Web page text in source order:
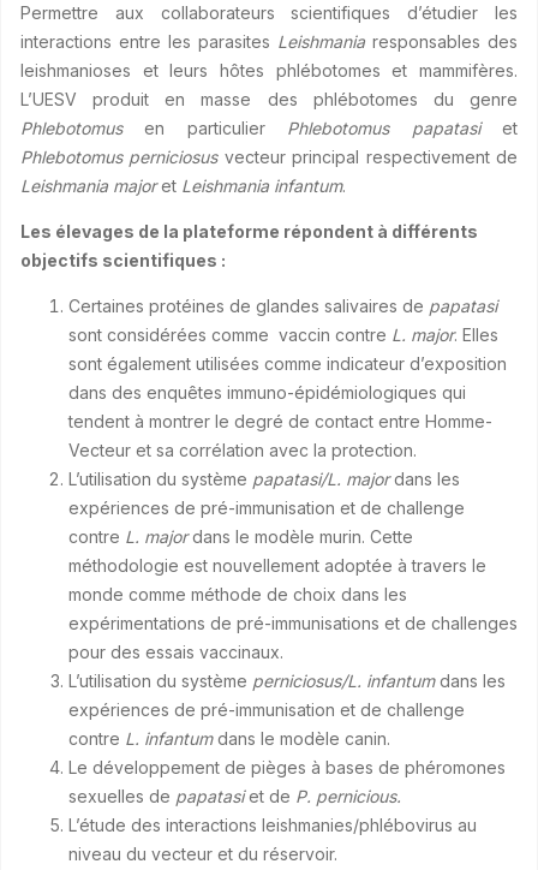
Permettre aux collaborateurs scientifiques d’étudier les
interactions entre les parasites Leishmania responsables des
leishmanioses et leurs hôtes phlébotomes et mammifères.
L’UESV produit en masse des phlébotomes du genre
Phlebotomusen particulier Phlebotomus papatasiet
Phlebotomus perniciosus vecteur principal respectivement de
Leishmania majoret Leishmania infantum.
Les élevages de la plateforme répondent à différents
objectifs scientifiques :
Certaines protéines de glandes salivaires de papatasi
sont considérées comme vaccin contre L. major. Elles
sont également utilisées comme indicateur d’exposition
dans des enquêtes immuno-épidémiologiques qui
tendent à montrer le degré de contact entre Homme-
Vecteur et sa corrélation avec la protection.
L’utilisation du système papatasi/L. majordans les
expériences de pré-immunisation et de challenge
contre L. majordans le modèle murin. Cette
méthodologie est nouvellement adoptée à travers le
monde comme méthode de choix dans les
expérimentations de pré-immunisations et de challenges
pour des essais vaccinaux.
L’utilisation du système perniciosus/L. infantumdans les
expériences de pré-immunisation et de challenge
contre L. infantumdans le modèle canin.
Le développement de pièges à bases de phéromones
sexuelles de papatasiet de P. pernicious.
L’étude des interactions leishmanies/phlébovirus au
niveau du vecteur et du réservoir.